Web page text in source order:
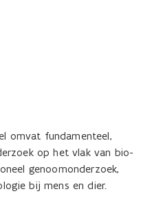
omvat fundamenteel,
op het vlak van bio-
genoomonderzoek,
bij mens en dier.